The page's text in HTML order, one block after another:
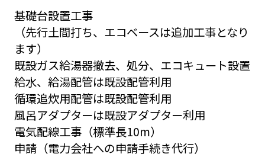
基礎台設置工事
（先行土間打ち、エコベースは追加工事となり
ます）
既設ガス給湯器撤去、処分、エコキュート設置
給水、給湯配管は既設配管利用
循環追炊用配管は既設配管利用
風呂アダプターは既設アダプター利用
電気配線工事（標準長10m）
申請（電力会社への申請手続き代行）